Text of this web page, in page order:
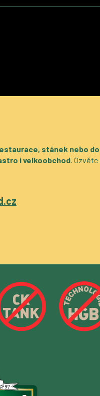
stánek nebo do
i velkoobchod. Ozvěte